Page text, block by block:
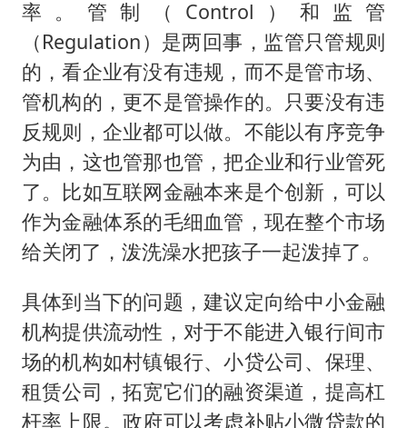
率。管制（Control）和监管
（Regulation）是两回事，监管只管规则
的，看企业有没有违规，而不是管市场、
管机构的，更不是管操作的。只要没有违
反规则，企业都可以做。不能以有序竞争
为由，这也管那也管，把企业和行业管死
了。比如互联网金融本来是个创新，可以
作为金融体系的毛细血管，现在整个市场
给关闭了，泼洗澡水把孩子一起泼掉了。
具体到当下的问题，建议定向给中小金融
机构提供流动性，对于不能进入银行间市
场的机构如村镇银行、小贷公司、保理、
租赁公司，拓宽它们的融资渠道，提高杠
杆率上限。政府可以考虑补贴小微贷款的